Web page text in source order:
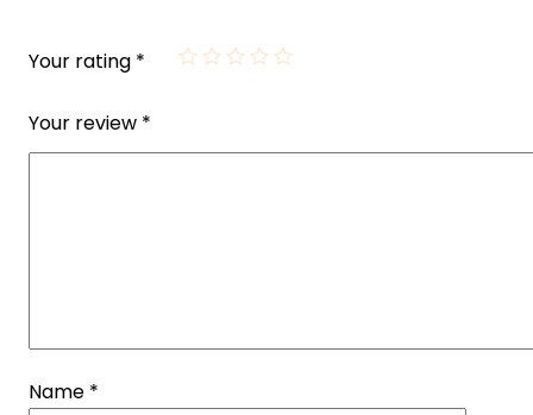
Your rating *
Your review *
Name *